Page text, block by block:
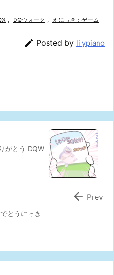
, DQウォーク , えにっき：ゲーム
 Posted by lilypiano
がとう DQW
とうにっき
 Prev